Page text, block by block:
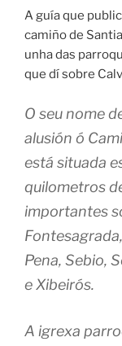
A guía que
camiño de
unha das
que dí sobre
O seu nome
alusión ó
está situada
quilometros
importantes
Pena, Sebio,
e Xibeirós.
A igrexa